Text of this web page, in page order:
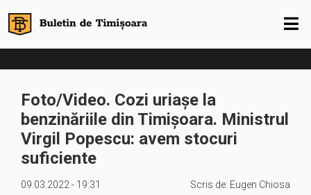
Foto/Video. Cozi uriașe la
benzinăriile din Timișoara. Ministrul
Virgil Popescu: avem stocuri
suficiente
09.03.2022 - 19:31 Scris de: Eugen Chiosa